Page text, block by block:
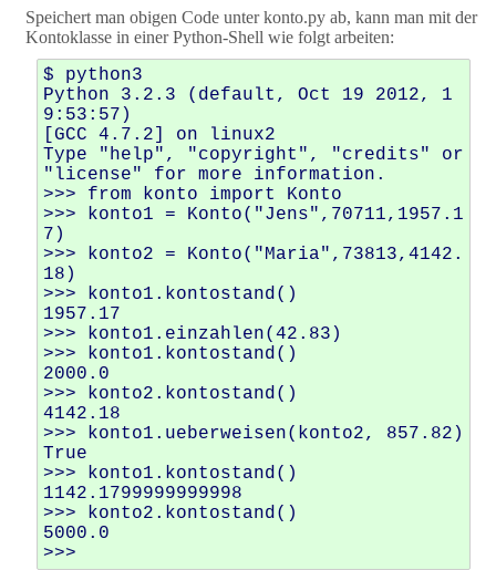
Speichert man obigen Code unter konto.py ab, kann man mit der
Kontoklasse in einer Python-Shell wie folgt arbeiten:
$ python3
Python 3.2.3 (default, Oct 19 2012, 1
9:53:57)
[GCC 4.7.2] on linux2
Type "help", "copyright", "credits" or
"license" for more information.
>>> from konto import Konto
>>> konto1 = Konto("Jens",70711,1957.1
7)
>>> konto2 = Konto("Maria",73813,4142.
18)
>>> konto1.kontostand()
1957.17
>>> konto1.einzahlen(42.83)
>>> konto1.kontostand()
2000.0
>>> konto2.kontostand()
4142.18
>>> konto1.ueberweisen(konto2, 857.82)
True
>>> konto1.kontostand()
1142.1799999999998
>>> konto2.kontostand()
5000.0